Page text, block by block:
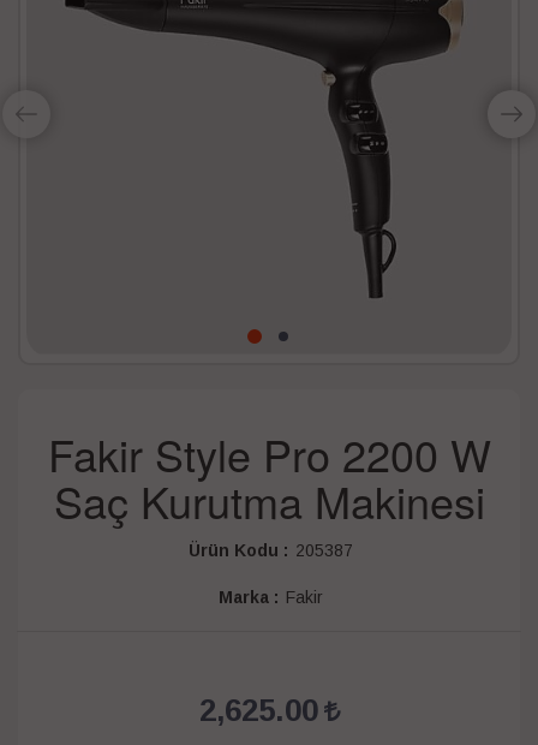
Fakir Style Pro 2200 W
Saç Kurutma Makinesi
Ürün Kodu : 205387
Marka : Fakir
2,625.00